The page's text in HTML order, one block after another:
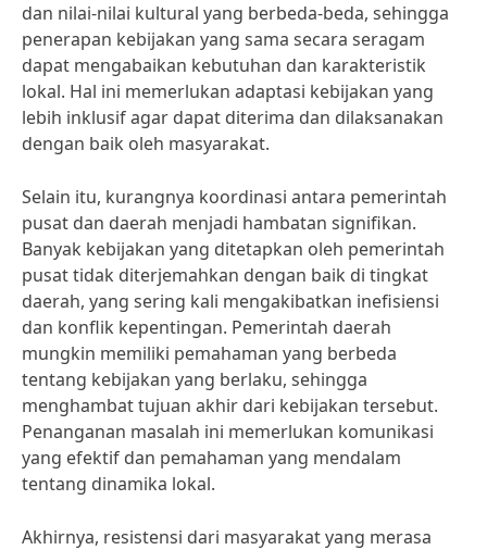
dan nilai-nilai kultural yang berbeda-beda, sehingga
penerapan kebijakan yang sama secara seragam
dapat mengabaikan kebutuhan dan karakteristik
lokal. Hal ini memerlukan adaptasi kebijakan yang
lebih inklusif agar dapat diterima dan dilaksanakan
dengan baik oleh masyarakat.
Selain itu, kurangnya koordinasi antara pemerintah
pusat dan daerah menjadi hambatan signifikan.
Banyak kebijakan yang ditetapkan oleh pemerintah
pusat tidak diterjemahkan dengan baik di tingkat
daerah, yang sering kali mengakibatkan inefisiensi
dan konflik kepentingan. Pemerintah daerah
mungkin memiliki pemahaman yang berbeda
tentang kebijakan yang berlaku, sehingga
menghambat tujuan akhir dari kebijakan tersebut.
Penanganan masalah ini memerlukan komunikasi
yang efektif dan pemahaman yang mendalam
tentang dinamika lokal.
Akhirnya, resistensi dari masyarakat yang merasa